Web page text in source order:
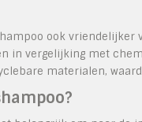
ook
in vergelijking met
materialen,